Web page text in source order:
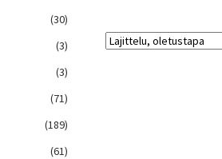
(30)
(3)
(3)
(71)
(189)
(61)